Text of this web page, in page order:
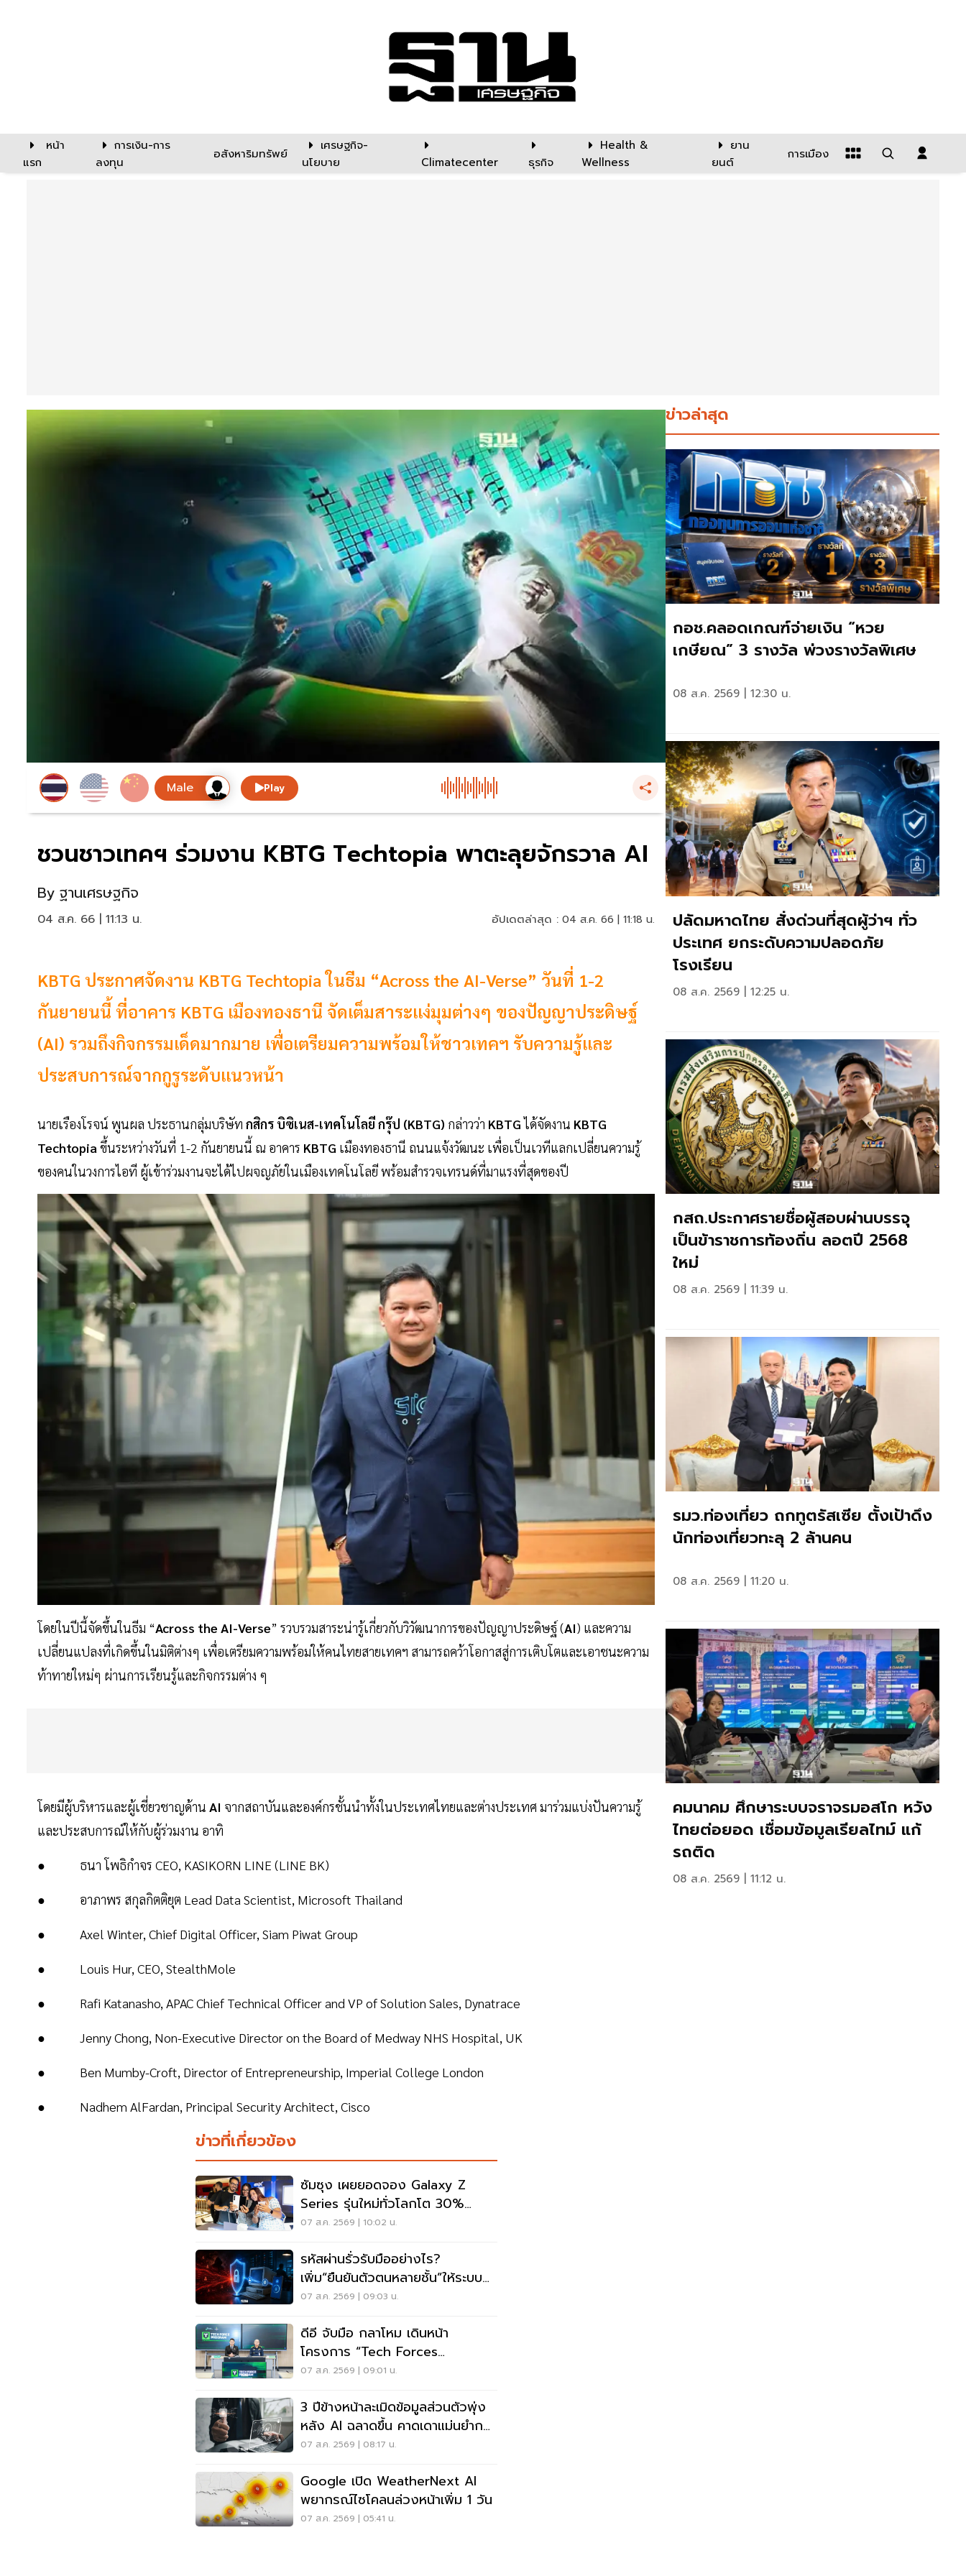
หน้า
แรก
การเงิน-การ
ลงทุน
อสังหาริมทรัพย์
เศรษฐกิจ-
นโยบาย
Climatecenter ธุรกิจ
Health &
Wellness
ยาน
ยนต์
การเมือง
Play
ชวนชาวเทคฯ ร่วมงาน KBTG Techtopia พาตะลุยจักรวาล AI
By ฐานเศรษฐกิจ
04 ส.ค. 66 | 11:13 น. อัปเดตล่าสุด : 04 ส.ค. 66 | 11:18 น.
KBTG ประกาศจัดงาน KBTG Techtopia ในธีม “Across the AI-Verse” วันที่ 1-2
กันยายนนี้ ที่อาคาร KBTG เมืองทองธานี จัดเต็มสาระแง่มุมต่างๆ ของปัญญาประดิษฐ์
(AI) รวมถึงกิจกรรมเด็ดมากมาย เพื่อเตรียมความพร้อมให้ชาวเทคฯ รับความรู้และ
ประสบการณ์จากกูรูระดับแนวหน้า
นายเรืองโรจน์ พูนผล ประธานกลุ่มบริษัท กสิกร บิซิเนส-เทคโนโลยี กรุ๊ป (KBTG) กล่าวว่า KBTGได้จัดงาน KBTG
Techtopia ขึ้นระหว่างวันที่ 1-2 กันยายนนี้ ณ อาคาร KBTG เมืองทองธานี ถนนแจ้งวัฒนะ เพื่อเป็นเวทีแลกเปลี่ยนความรู้
ของคนในวงการไอที ผู้เข้าร่วมงานจะได้ไปผจญภัยในเมืองเทคโนโลยี พร้อมสำรวจเทรนด์ที่มาแรงที่สุดของปี
โดยในปีนี้จัดขึ้นในธีม “Across the AI-Verse” รวบรวมสาระน่ารู้เกี่ยวกับวิวัฒนาการของปัญญาประดิษฐ์ (AI) และความ
เปลี่ยนแปลงที่เกิดขึ้นในมิติต่างๆ เพื่อเตรียมความพร้อมให้คนไทยสายเทคฯ สามารถคว้าโอกาสสู่การเติบโตและเอาชนะความ
ท้าทายใหม่ๆ ผ่านการเรียนรู้และกิจกรรมต่าง ๆ
โดยมีผู้บริหารและผู้เชี่ยวชาญด้าน AI จากสถาบันและองค์กรชั้นนำทั้งในประเทศไทยและต่างประเทศ มาร่วมแบ่งปันความรู้
และประสบการณ์ให้กับผู้ร่วมงาน อาทิ
● ธนา โพธิกำจร CEO, KASIKORN LINE (LINE BK)
● อาภาพร สกุลกิตติยุต Lead Data Scientist, Microsoft Thailand
● Axel Winter, Chief Digital Officer, Siam Piwat Group
● Louis Hur, CEO, StealthMole
● Rafi Katanasho, APAC Chief Technical Officer and VP of Solution Sales, Dynatrace
● Jenny Chong, Non-Executive Director on the Board of Medway NHS Hospital, UK
● Ben Mumby-Croft, Director of Entrepreneurship, Imperial College London
● Nadhem AlFardan, Principal Security Architect, Cisco
ข่าวที่เกี่ยวข้อง
ซัมซุง เผยยอดจอง Galaxy Z
Series รุ่นใหม่ทั่วโลกโต 30%
เกาหลีใต้แตะ 1.44 ล้านเครื่อง
07 ส.ค. 2569 | 10:02 น.
รหัสผ่านรั่วรับมืออย่างไร?
เพิ่ม“ยืนยันตัวตนหลายชั้น”ให้ระบบ
เดิม ไม่ต้องรื้อใหม่
07 ส.ค. 2569 | 09:03 น.
ดีอี จับมือ กลาโหม เดินหน้า
โครงการ “Tech Forces
Program”
07 ส.ค. 2569 | 09:01 น.
3 ปีข้างหน้าละเมิดข้อมูลส่วนตัวพุ่ง
หลัง AI ฉลาดขึ้น คาดเดาแม่นยำกว่า
เดิม
07 ส.ค. 2569 | 08:17 น.
Google เปิด WeatherNext AI
พยากรณ์ไซโคลนล่วงหน้าเพิ่ม 1 วัน
07 ส.ค. 2569 | 05:41 น.
ข่าวล่าสุด
กอช.คลอดเกณฑ์จ่ายเงิน “หวย
เกษียณ” 3 รางวัล พ่วงรางวัลพิเศษ
08 ส.ค. 2569 | 12:30 น.
ปลัดมหาดไทย สั่งด่วนที่สุดผู้ว่าฯ ทั่ว
ประเทศ ยกระดับความปลอดภัย
โรงเรียน
08 ส.ค. 2569 | 12:25 น.
กสถ.ประกาศรายชื่อผู้สอบผ่านบรรจุ
เป็นข้าราชการท้องถิ่น ลอตปี 2568
ใหม่
08 ส.ค. 2569 | 11:39 น.
รมว.ท่องเที่ยว ถกทูตรัสเซีย ตั้งเป้าดึง
นักท่องเที่ยวทะลุ 2 ล้านคน
08 ส.ค. 2569 | 11:20 น.
คมนาคม ศึกษาระบบจราจรมอสโก หวัง
ไทยต่อยอด เชื่อมข้อมูลเรียลไทม์ แก้
รถติด
08 ส.ค. 2569 | 11:12 น.